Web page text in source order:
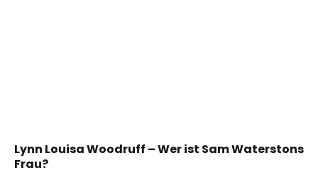
Lynn Louisa Woodruff – Wer ist Sam Waterstons
Frau?